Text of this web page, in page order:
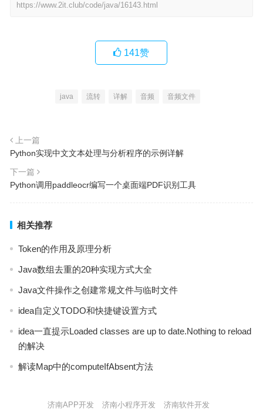
https://www.2it.club/code/java/16143.html
141赞
java 流转 详解 音频 音频文件
上一篇
Python实现中文文本处理与分析程序的示例详解
下一篇
Python调用paddleocr编写一个桌面端PDF识别工具
相关推荐
Token的作用及原理分析
Java数组去重的20种实现方式大全
Java文件操作之创建常规文件与临时文件
idea自定义TODO和快捷键设置方式
idea一直提示Loaded classes are up to date.Nothing to reload
的解决
解读Map中的computeIfAbsent方法
济南APP开发 济南小程序开发 济南软件开发